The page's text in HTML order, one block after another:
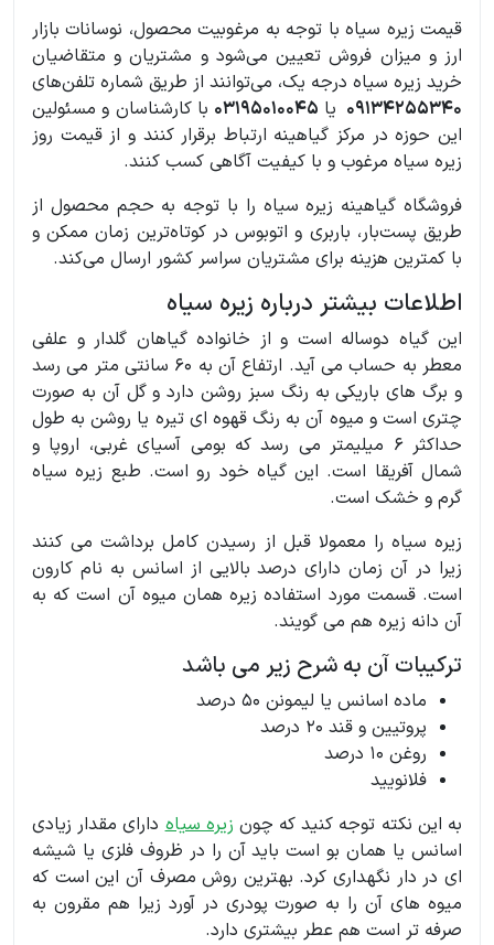
قیمت زیره سیاه با توجه به مرغوبیت محصول، نوسانات بازار
ارز و میزان فروش تعیین می‌شود و مشتریان و متقاضیان
خرید زیره سیاه درجه یک، می‌توانند از طریق شماره تلفن‌های
09134255340 یا 03195010045 با کارشناسان و مسئولین
این حوزه در مرکز گیاهینه ارتباط برقرار کنند و از قیمت روز
زیره سیاه مرغوب و با کیفیت آگاهی کسب کنند.
فروشگاه گیاهینه زیره سیاه را با توجه به حجم محصول از
طریق پست‌بار، باربری و اتوبوس در کوتاه‌ترین زمان ممکن و
با کمترین هزینه برای مشتریان سراسر کشور ارسال می‌کند.
اطلاعات بیشتر درباره زیره سیاه
این گیاه دوساله است و از خانواده گیاهان گلدار و علفی
معطر به حساب می آید. ارتفاع آن به 60 سانتی متر می رسد
و برگ های باریکی به رنگ سبز روشن دارد و گل آن به صورت
چتری است و میوه آن به رنگ قهوه ای تیره یا روشن به طول
حداکثر 6 میلیمتر می رسد که بومی آسیای غربی، اروپا و
شمال آفریقا است. این گیاه خود رو است. طبع زیره سیاه
گرم و خشک است.
زیره سیاه را معمولا قبل از رسیدن کامل برداشت می کنند
زیرا در آن زمان دارای درصد بالایی از اسانس به نام کارون
است. قسمت مورد استفاده زیره همان میوه آن است که به
آن دانه زیره هم می گویند.
ترکیبات آن به شرح زیر می باشد
ماده اسانس یا لیمونن 50 درصد
پروتیین و قند 20 درصد
روغن 10 درصد
فلانویید
به این نکته توجه کنید که چون زیره سیاهدارای مقدار زیادی
اسانس یا همان بو است باید آن را در ظروف فلزی یا شیشه
ای در دار نگهداری کرد. بهترین روش مصرف آن این است که
میوه های آن را به صورت پودری در آورد زیرا هم مقرون به
صرفه تر است هم عطر بیشتری دارد.